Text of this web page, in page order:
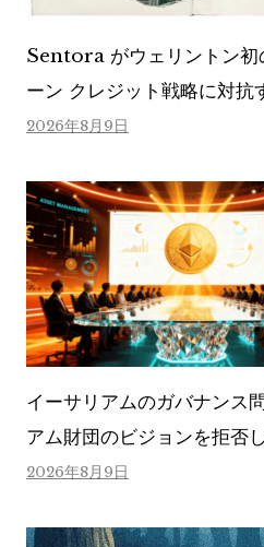
Sentora がウェリントン初
ーン クレジット戦略に対抗
2026年8月9日
イーサリアムのガバナンス
アム財団のビジョンを拒否
2026年8月9日